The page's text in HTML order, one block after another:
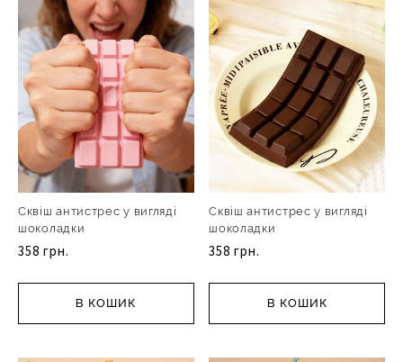
Сквіш антистрес у вигляді
шоколадки
358 грн.
В КОШИК
Сквіш антистрес у вигляді
шоколадки
358 грн.
В КОШИК